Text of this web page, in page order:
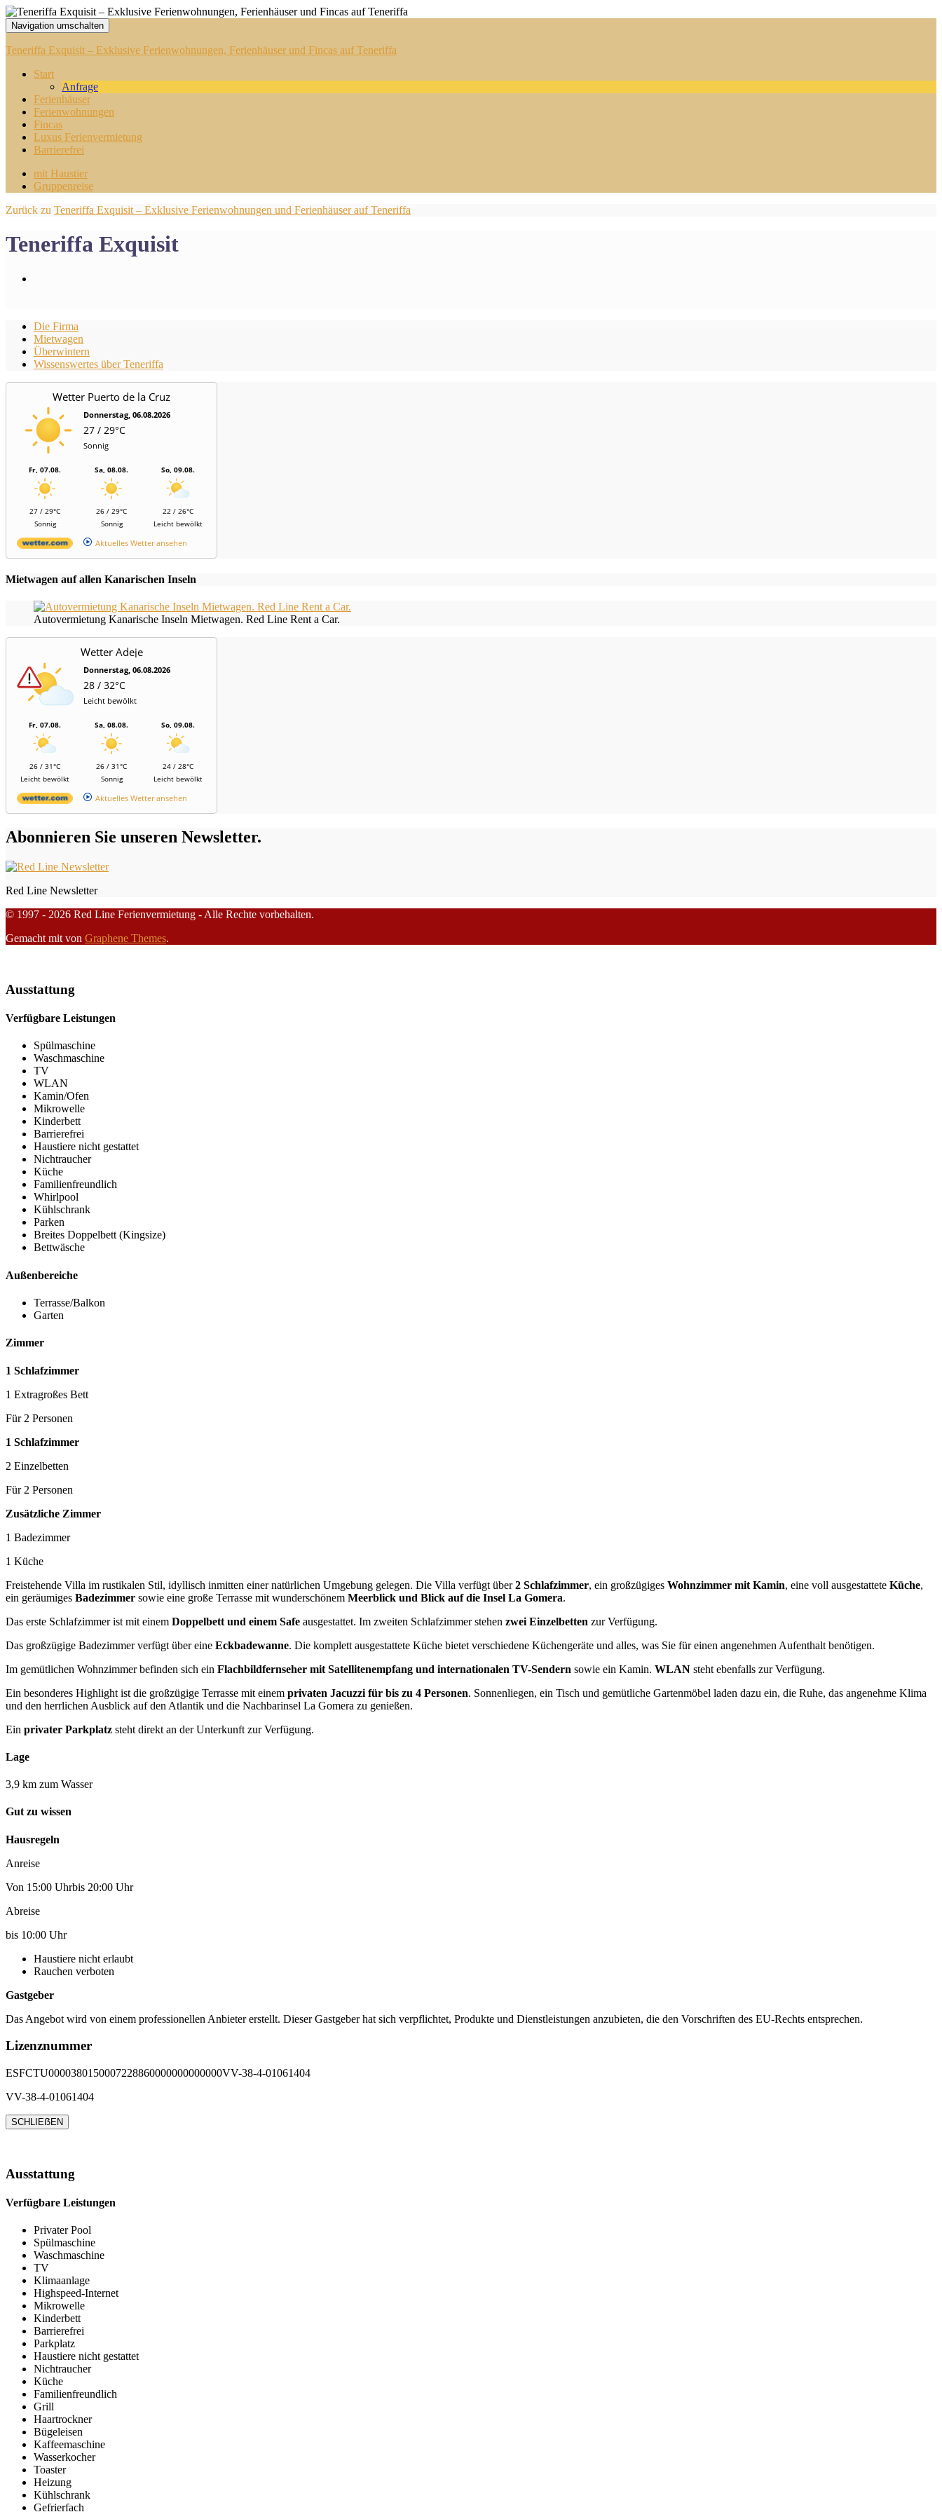
Navigation umschalten
Teneriffa Exquisit – Exklusive Ferienwohnungen, Ferienhäuser und Fincas auf Teneriffa
Start
Anfrage
Ferienhäuser
Ferienwohnungen
Fincas
Luxus Ferienvermietung
Barrierefrei
mit Haustier
Gruppenreise
Zurück zu Teneriffa Exquisit – Exklusive Ferienwohnungen und Ferienhäuser auf Teneriffa
Teneriffa Exquisit
Die Firma
Mietwagen
Überwintern
Wissenswertes über Teneriffa
Wetter Puerto de la Cruz
Donnerstag, 06.08.2026
27 / 29°C
Sonnig
Fr, 07.08.
27 / 29°C
Sonnig
Sa, 08.08.
26 / 29°C
Sonnig
So, 09.08.
22 / 26°C
Leicht bewölkt
Aktuelles Wetter ansehen
Mietwagen auf allen Kanarischen Inseln
Autovermietung Kanarische Inseln Mietwagen. Red Line Rent a Car.
Wetter Adeje
Donnerstag, 06.08.2026
28 / 32°C
Leicht bewölkt
Fr, 07.08.
26 / 31°C
Leicht bewölkt
Sa, 08.08.
26 / 31°C
Sonnig
So, 09.08.
24 / 28°C
Leicht bewölkt
Aktuelles Wetter ansehen
Abonnieren Sie unseren Newsletter.
Red Line Newsletter
© 1997 - 2026 Red Line Ferienvermietung - Alle Rechte vorbehalten.
Gemacht mit von Graphene Themes.
Ausstattung
Verfügbare Leistungen
Spülmaschine
Waschmaschine
TV
WLAN
Kamin/Ofen
Mikrowelle
Kinderbett
Barrierefrei
Haustiere nicht gestattet
Nichtraucher
Küche
Familienfreundlich
Whirlpool
Kühlschrank
Parken
Breites Doppelbett (Kingsize)
Bettwäsche
Außenbereiche
Terrasse/Balkon
Garten
Zimmer
1 Schlafzimmer
1 Extragroßes Bett
Für 2 Personen
1 Schlafzimmer
2 Einzelbetten
Für 2 Personen
Zusätzliche Zimmer
1 Badezimmer
1 Küche
Freistehende Villa im rustikalen Stil, idyllisch inmitten einer natürlichen Umgebung gelegen. Die Villa verfügt über2 Schlafzimmer, ein großzügiges Wohnzimmer mit Kamin, eine voll ausgestattete Küche,
ein geräumiges Badezimmer sowie eine große Terrasse mit wunderschönem Meerblick und Blick auf die Insel La Gomera.
Das erste Schlafzimmer ist mit einem Doppelbett und einem Safe ausgestattet. Im zweiten Schlafzimmer stehen zwei Einzelbetten zur Verfügung.
Das großzügige Badezimmer verfügt über eine Eckbadewanne. Die komplett ausgestattete Küche bietet verschiedene Küchengeräte und alles, was Sie für einen angenehmen Aufenthalt benötigen.
Im gemütlichen Wohnzimmer befinden sich ein Flachbildfernseher mit Satellitenempfang und internationalen TV-Sendern sowie ein Kamin. WLAN steht ebenfalls zur Verfügung.
Ein besonderes Highlight ist die großzügige Terrasse mit einem privaten Jacuzzi für bis zu 4 Personen. Sonnenliegen, ein Tisch und gemütliche Gartenmöbel laden dazu ein, die Ruhe, das angenehme Klima
und den herrlichen Ausblick auf den Atlantik und die Nachbarinsel La Gomera zu genießen.
Ein privater Parkplatz steht direkt an der Unterkunft zur Verfügung.
Lage
3,9 km zum Wasser
Gut zu wissen
Hausregeln
Anreise
Von 15:00 Uhrbis 20:00 Uhr
Abreise
bis 10:00 Uhr
Haustiere nicht erlaubt
Rauchen verboten
Gastgeber
Das Angebot wird von einem professionellen Anbieter erstellt. Dieser Gastgeber hat sich verpflichtet, Produkte und Dienstleistungen anzubieten, die den Vorschriften des EU-Rechts entsprechen.
Lizenznummer
ESFCTU0000380150007228860000000000000VV-38-4-01061404
VV-38-4-01061404
SCHLIEẞEN
Ausstattung
Verfügbare Leistungen
Privater Pool
Spülmaschine
Waschmaschine
TV
Klimaanlage
Highspeed-Internet
Mikrowelle
Kinderbett
Barrierefrei
Parkplatz
Haustiere nicht gestattet
Nichtraucher
Küche
Familienfreundlich
Grill
Haartrockner
Bügeleisen
Kaffeemaschine
Wasserkocher
Toaster
Heizung
Kühlschrank
Gefrierfach